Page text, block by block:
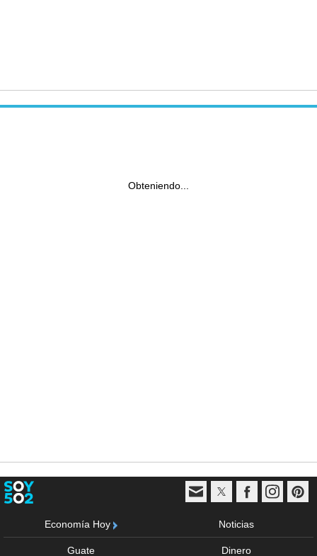
Obteniendo...
Economía Hoy Noticias
Guate Dinero